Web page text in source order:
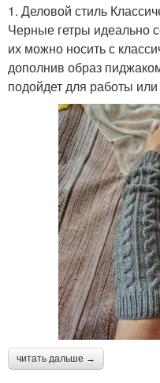
1. Деловой стиль
Черные гетры идеально
их можно носить с
дополнив образ
подойдет для работы
читать дальше →